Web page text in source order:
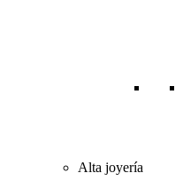
Alta joyería